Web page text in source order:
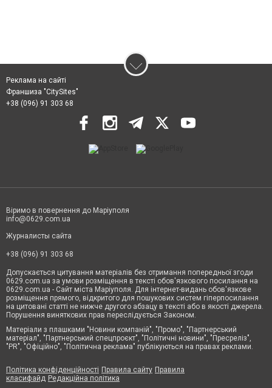
Реклама на сайті
Франшиза "CitySites"
+38 (096) 91 303 68
Віримо в повернення до Маріуполя
info@0629.com.ua
Журналисты сайта
+38 (096) 91 303 68
Допускається цитування матеріалів без отримання попередньої згоди
0629.com.ua за умови розміщення в тексті обов'язкового посилання на
0629.com.ua - Сайт міста Маріуполя. Для інтернет-видань обов'язкове
розміщення прямого, відкритого для пошукових систем гіперпосилання
на цитовані статті не нижче другого абзацу в тексті або в якості джерела.
Порушення виняткових прав переслідується Законом.
Матеріали з плашками "Новини компаній", "Промо", "Партнерський
матеріал", "Партнерський спецпроєкт", "Політичні новини", "Пресреліз",
"PR", "Офіційно", "Політична реклама" публікуються на правах реклами.
Політика конфіденційності Правила сайту Правила
класифайд Редакційна політика